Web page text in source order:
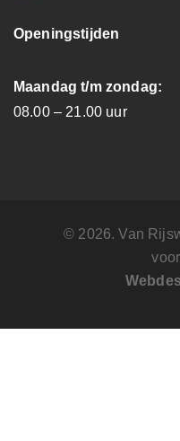
Openingstijden
Maandag t/m zondag:
08.00 – 21.00 uur
© 2026. Van